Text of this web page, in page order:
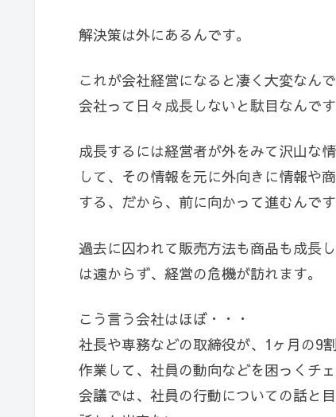
解決策は外にあるんです。
これが会社経営になると凄く大変なんで
会社って日々成長しないと駄目なんです
成長するには経営者が外をみて沢山な
して、その情報を元に外向きに情報や
する、だから、前に向かって進むんです
過去に囚われて販売方法も商品も成長
は遠からず、経営の危機が訪れます。
こう言う会社はほぼ・・・
社長や専務などの取締役が、1ヶ月の9
作業して、社員の動向などを困っくチェ
会議では、社員の行動についての話と